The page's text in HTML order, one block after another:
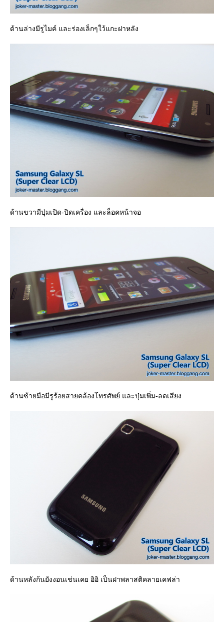
ด้านล่างมีรูไมค์ และร่องเล็กๆใว้แกะฝาหลัง
ด้านขวามีปุ่มเปิด-ปิดเครื่อง และล็อคหน้าจอ
ด้านซ้ายมือมีรูร้อยสายคล้องโทรศัพย์ และปุ่มเพิ่ม-ลดเสียง
ด้านหลังก้นยังงอนเช่นเคย อิอิ เป็นฝาพลาสติคลายเคฟล่า